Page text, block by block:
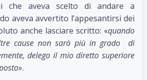
che aveva scelto di andare a
aveva avvertito l’appesantirsi dei
anche lasciare scritto: «quando
cause non sarò più in grado di
delego il mio diretto superiore
».